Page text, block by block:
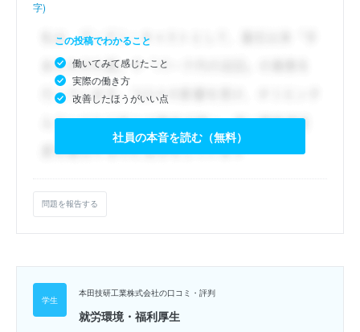
字)
この投稿でわかること
働いてみて感じたこと
実際の働き方
改善したほうがいい点
社員の本音を読む（無料）
問題を報告する
本田技研工業株式会社の口コミ・評判
就労環境・福利厚生